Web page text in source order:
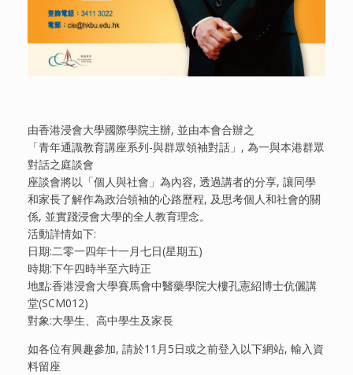
由香港浸會大學國際學院主辦, 並由本會合辦之
「青年通識教育講座系列-與群眾領袖對話」, 為一與本港群眾
對話之庭談會
座談會將以「個人與社會」為內容, 透過講者的分享, 讓同學
和家長了解作為政治領袖的心路歷程, 及思考個人和社會的關
係, 並實踐浸會大學的全人教育理念。
活動詳情如下:
日期:二零一四年十一月七日(星期五)
時期:下午四時半至六時正
地點:香港浸會大學賽馬會中醫藥學院大樓孔憲紹博士伉儷講
堂(SCM012)
對象:大學生、高中學生及家長
如各位有興趣參加, 請於11月5日或之前登入以下網站, 輸入資
料留座